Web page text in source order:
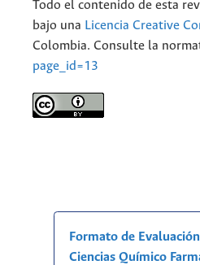
Todo el contenido de esta
bajo una Licencia Creative
Colombia. Consulte la
page_id=13
Formato de
Ciencias Químico